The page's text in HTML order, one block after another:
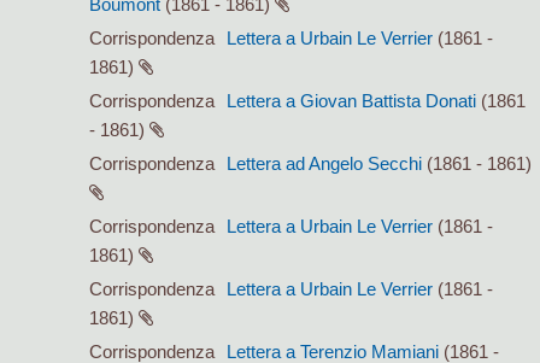
Boumont (1861 - 1861)
Corrispondenza
Lettera a Urbain Le Verrier (1861 -
1861)
Corrispondenza
Lettera a Giovan Battista Donati (1861
- 1861)
Corrispondenza
Lettera ad Angelo Secchi (1861 - 1861)
Corrispondenza Lettera a Urbain Le Verrier (1861 -
1861)
Corrispondenza
Lettera a Urbain Le Verrier (1861 -
1861)
Corrispondenza
Lettera a Terenzio Mamiani (1861 -